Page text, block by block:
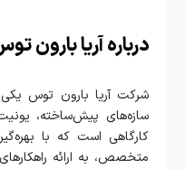
آریا بارون توس
آریا بارون توس یکی از
پیش‌ساخته، یونیت‌های
است که با بهره‌گیری از
به ارائه راهکارهای نوین